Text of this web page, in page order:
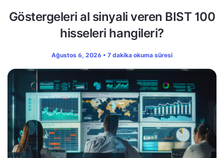
Göstergeleri al sinyali veren BIST 100
hisseleri hangileri?
Ağustos 6, 2026 • 7 dakika okuma süresi